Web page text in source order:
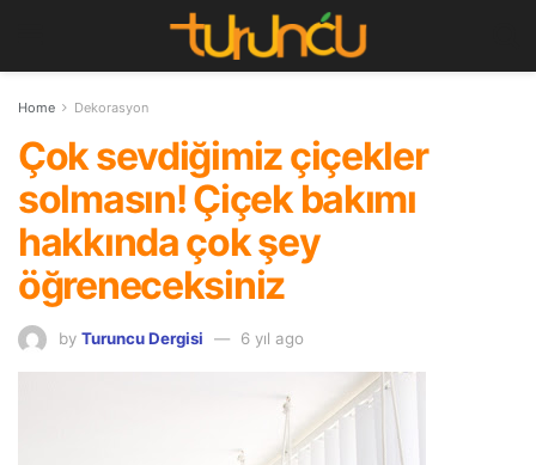
Home Dekorasyon
Çok sevdiğimiz çiçekler
solmasın! Çiçek bakımı
hakkında çok şey
öğreneceksiniz
by Turuncu Dergisi 6 yıl ago